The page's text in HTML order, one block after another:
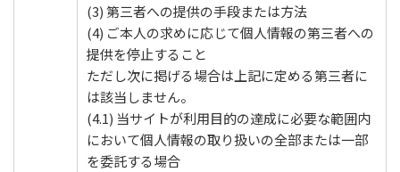
(3) 第三者への提供の手段または方法
(4) ご本人の求めに応じて個人情報の第三者への
提供を停止すること
ただし次に掲げる場合は上記に定める第三者に
は該当しません。
(4.1) 当サイトが利用目的の達成に必要な範囲内
において個人情報の取り扱いの全部または一部
を委託する場合